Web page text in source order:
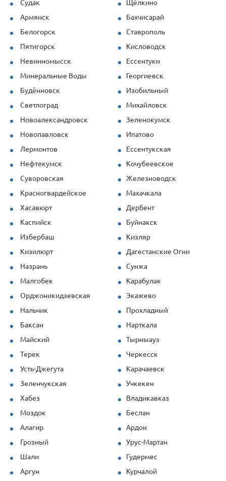
Судак
Щёлкино
Армянск
Бахчисарай
Белогорск
Ставрополь
Пятигорск
Кисловодск
Невинномысск
Ессентуки
Минеральные Воды
Георгиевск
Будённовск
Изобильный
Светлоград
Михайловск
Новоалександровск
Зеленокумск
Новопавловск
Ипатово
Лермонтов
Ессентукская
Нефтекумск
Кочубеевское
Суворовская
Железноводск
Красногвардейское
Махачкала
Хасавюрт
Дербент
Каспийск
Буйнакск
Избербаш
Кизляр
Кизилюрт
Дагестанские Огни
Назрань
Сунжа
Малгобек
Карабулак
Орджоникидзевская
Экажево
Нальчик
Прохладный
Баксан
Нарткала
Майский
Тырныауз
Терек
Черкесск
Усть-Джегута
Карачаевск
Зеленчукская
Учкекен
Хабез
Владикавказ
Моздок
Беслан
Алагир
Ардон
Грозный
Урус-Мартан
Шали
Гудермес
Аргун
Курчалой